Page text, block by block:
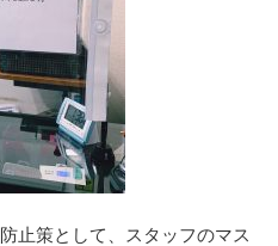
止策として、スタッフのマス